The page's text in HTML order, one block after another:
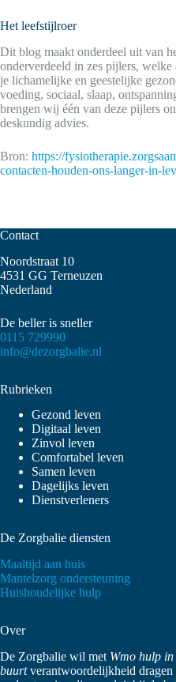
Het leefstijlroer
Dit blog maakt onderdeel uit van
onderverdeeld in zes pijlers,
je lichamelijke en geestelijke
voeding, sociaal, slaap,
brengen wij één van deze pijlers
deskundig advies.
Bron: https://
contacten-houden-ons-langer-in-
Contact
Noordstraat 10
4531 GG Terneuzen
Nederland
De beller is sneller
0115 729990
info@dezorgbalie.nl
Rubrieken
Gezond leven
Digitaal leven
Zinvol leven
Comfortabel leven
Samen leven
Dagelijks leven
Dienstverleners
De Zorgbalie diensten
Maaltijd aan huis
Mantelzorg ondersteuning
Huishoudelijke hulp
Over
De Zorgbalie wil met Wmo hulp in
buurtverantwoordelijkheid dragen